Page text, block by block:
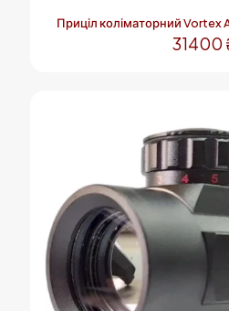
Приціл коліматорний Vortex
31400